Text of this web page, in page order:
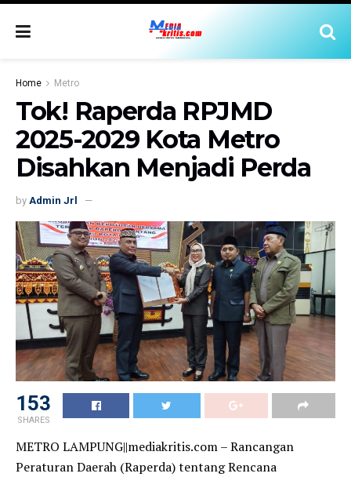
Home Metro
Tok! Raperda RPJMD
2025-2029 Kota Metro
Disahkan Menjadi Perda
by Admin Jrl
153
SHARES
METRO LAMPUNG||mediakritis.com – Rancangan
Peraturan Daerah (Raperda) tentang Rencana